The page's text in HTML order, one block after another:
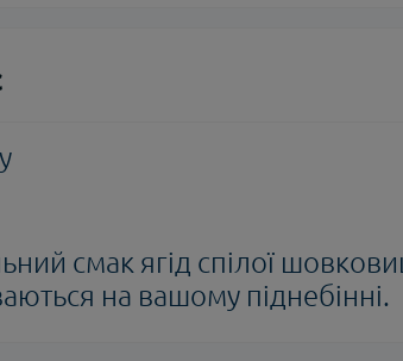
смак ягід спілої
на вашому піднебінні.